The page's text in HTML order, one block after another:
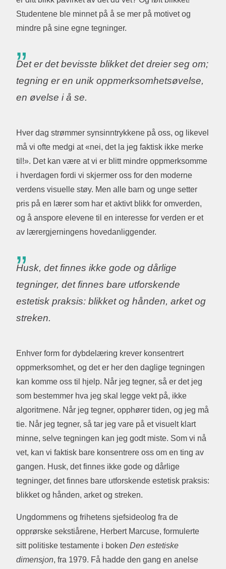
Studentene ble minnet på å se mer på motivet og
mindre på sine egne tegninger.
Det er det bevisste blikket det dreier seg om;
tegning er en unik oppmerksomhetsøvelse,
en øvelse i å se.
Hver dag strømmer synsinntrykkene på oss, og likevel
må vi ofte medgi at «nei, det la jeg faktisk ikke merke
til!». Det kan være at vi er blitt mindre oppmerksomme
i hverdagen fordi vi skjermer oss for den moderne
verdens visuelle støy. Men alle barn og unge setter
pris på en lærer som har et aktivt blikk for omverden,
og å anspore elevene til en interesse for verden er et
av lærergjerningens hovedanliggender.
Husk, det finnes ikke gode og dårlige
tegninger, det finnes bare utforskende
estetisk praksis: blikket og hånden, arket og
streken.
Enhver form for dybdelæring krever konsentrert
oppmerksomhet, og det er her den daglige tegningen
kan komme oss til hjelp. Når jeg tegner, så er det jeg
som bestemmer hva jeg skal legge vekt på, ikke
algoritmene. Når jeg tegner, opphører tiden, og jeg må
tie. Når jeg tegner, så tar jeg vare på et visuelt klart
minne, selve tegningen kan jeg godt miste. Som vi nå
vet, kan vi faktisk bare konsentrere oss om en ting av
gangen. Husk, det finnes ikke gode og dårlige
tegninger, det finnes bare utforskende estetisk praksis:
blikket og hånden, arket og streken.
Ungdommens og frihetens sjefsideolog fra de
opprørske sekstiårene, Herbert Marcuse, formulerte
sitt politiske testamente i boken Den estetiske
dimensjon, fra 1979. Få hadde den gang en anelse